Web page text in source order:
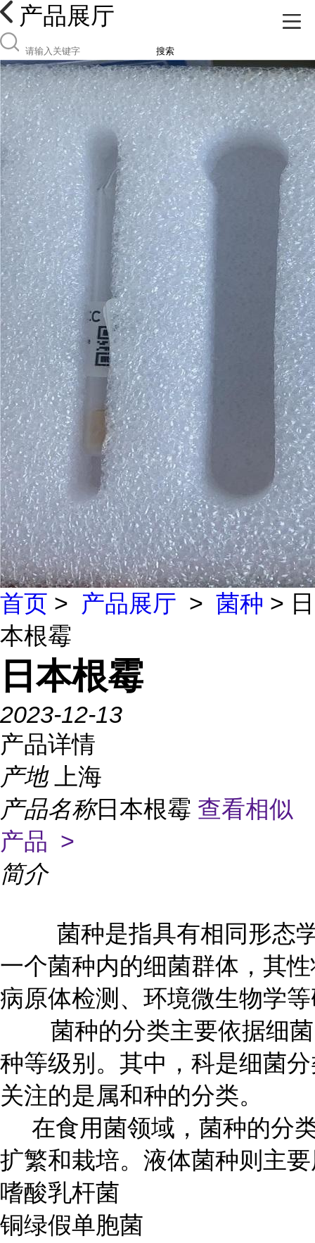
产品展厅
搜索
首页 > 产品展厅 > 菌种 > 日
本根霉
日本根霉
2023-12-13
产品详情
产地
上海
产品名称日本根霉 查看相似
产品 >
简介
菌种是指具有相同形态学
一个菌种内的细菌群体，其
病原体检测、环境微生物学
菌种的分类主要依据细菌
种等级别。其中，科是细菌
关注的是属和种的分类。
在食用菌领域，菌种的分
扩繁和栽培。液体菌种则主
嗜酸乳杆菌
铜绿假单胞菌